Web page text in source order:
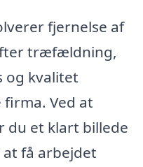
fjernelse af
træfældning,
og kvalitet
Ved at
du et klart billede
få arbejdet